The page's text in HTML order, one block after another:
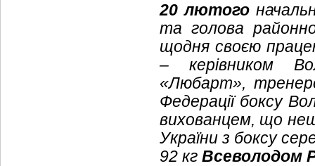
20 лютого
та голова
щодня своєю
– керівником
«Любарт»,
Федерації боксу
вихованцем, що
України з боксу
92 кг Всеволодом